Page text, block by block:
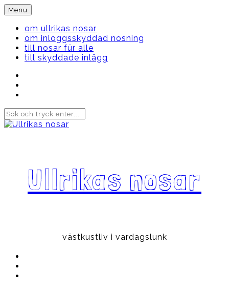
Skip
to
content
Menu
om ullrikas nosar
om inloggsskyddad nosning
till nosar für alle
till skyddade inlägg
Ullrikas nosar
västkustliv i vardagslunk